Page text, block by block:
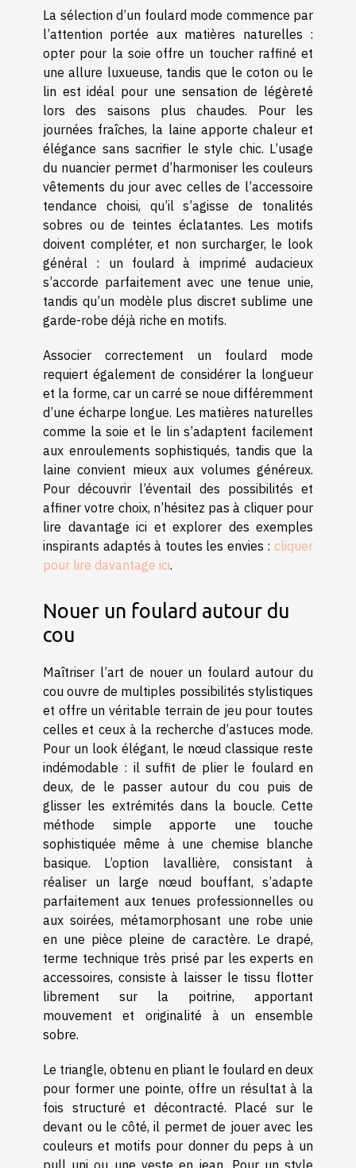
La sélection d’un foulard mode commence par
l’attention portée aux matières naturelles :
opter pour la soie offre un toucher raffiné et
une allure luxueuse, tandis que le coton ou le
lin est idéal pour une sensation de légèreté
lors des saisons plus chaudes. Pour les
journées fraîches, la laine apporte chaleur et
élégance sans sacrifier le style chic. L’usage
du nuancier permet d’harmoniser les couleurs
vêtements du jour avec celles de l’accessoire
tendance choisi, qu’il s’agisse de tonalités
sobres ou de teintes éclatantes. Les motifs
doivent compléter, et non surcharger, le look
général : un foulard à imprimé audacieux
s’accorde parfaitement avec une tenue unie,
tandis qu’un modèle plus discret sublime une
garde-robe déjà riche en motifs.
Associer correctement un foulard mode
requiert également de considérer la longueur
et la forme, car un carré se noue différemment
d’une écharpe longue. Les matières naturelles
comme la soie et le lin s’adaptent facilement
aux enroulements sophistiqués, tandis que la
laine convient mieux aux volumes généreux.
Pour découvrir l’éventail des possibilités et
affiner votre choix, n’hésitez pas à cliquer pour
lire davantage ici et explorer des exemples
inspirants adaptés à toutes les envies : cliquer
pour lire davantage ici.
Nouer un foulard autour du
cou
Maîtriser l’art de nouer un foulard autour du
cou ouvre de multiples possibilités stylistiques
et offre un véritable terrain de jeu pour toutes
celles et ceux à la recherche d’astuces mode.
Pour un look élégant, le nœud classique reste
indémodable : il suffit de plier le foulard en
deux, de le passer autour du cou puis de
glisser les extrémités dans la boucle. Cette
méthode simple apporte une touche
sophistiquée même à une chemise blanche
basique. L’option lavallière, consistant à
réaliser un large nœud bouffant, s’adapte
parfaitement aux tenues professionnelles ou
aux soirées, métamorphosant une robe unie
en une pièce pleine de caractère. Le drapé,
terme technique très prisé par les experts en
accessoires, consiste à laisser le tissu flotter
librement sur la poitrine, apportant
mouvement et originalité à un ensemble
sobre.
Le triangle, obtenu en pliant le foulard en deux
pour former une pointe, offre un résultat à la
fois structuré et décontracté. Placé sur le
devant ou le côté, il permet de jouer avec les
couleurs et motifs pour donner du peps à un